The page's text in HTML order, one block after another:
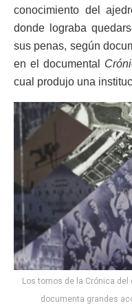
conocimiento del
donde lograba
sus penas, según
en el documental
cual produjo una
Los tomos de la Crónica
documenta grandes